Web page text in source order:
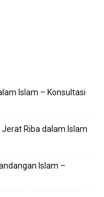
Islam – Konsultasi
Riba dalam Islam
Islam –